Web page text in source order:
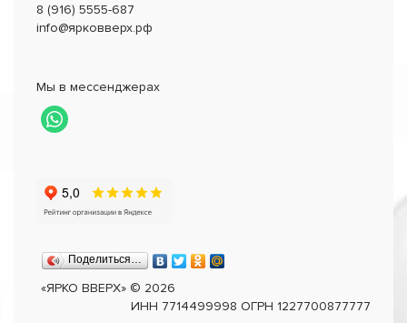
8 (916) 5555-687
info@ярковверх.рф
Мы в мессенджерах
Поделиться…
«ЯРКО ВВЕРХ» © 2026
ИНН 7714499998 ОГРН 1227700877777